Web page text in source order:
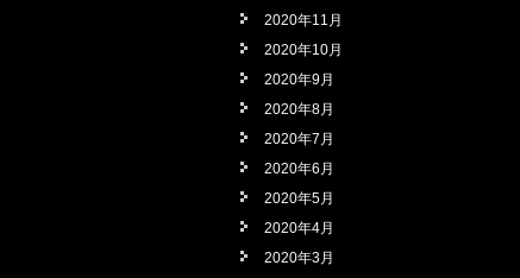
2020年11月
2020年10月
2020年9月
2020年8月
2020年7月
2020年6月
2020年5月
2020年4月
2020年3月